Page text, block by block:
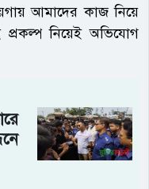
আমাদের কাজ নিয়ে
নিয়েই অভিযোগ